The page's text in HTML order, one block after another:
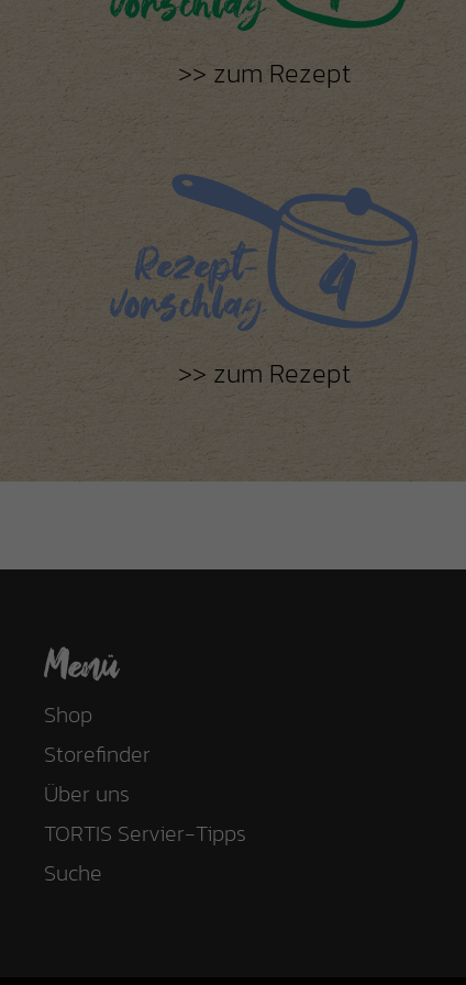
zum Rezept
zum Rezept
Menü
Shop
Storefinder
Über uns
TORTIS Servier-Tipps
Suche